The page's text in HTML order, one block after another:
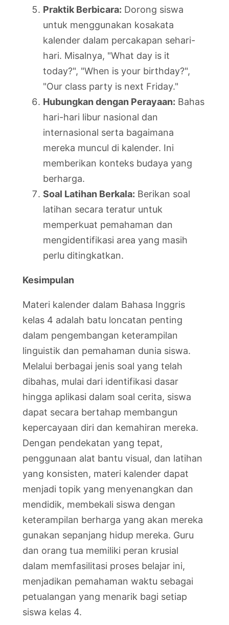
Praktik Berbicara: Dorong siswa
untuk menggunakan kosakata
kalender dalam percakapan sehari-
hari. Misalnya, "What day is it
today?", "When is your birthday?",
"Our class party is next Friday."
Hubungkan dengan Perayaan: Bahas
hari-hari libur nasional dan
internasional serta bagaimana
mereka muncul di kalender. Ini
memberikan konteks budaya yang
berharga.
Soal Latihan Berkala: Berikan soal
latihan secara teratur untuk
memperkuat pemahaman dan
mengidentifikasi area yang masih
perlu ditingkatkan.
Kesimpulan
Materi kalender dalam Bahasa Inggris
kelas 4 adalah batu loncatan penting
dalam pengembangan keterampilan
linguistik dan pemahaman dunia siswa.
Melalui berbagai jenis soal yang telah
dibahas, mulai dari identifikasi dasar
hingga aplikasi dalam soal cerita, siswa
dapat secara bertahap membangun
kepercayaan diri dan kemahiran mereka.
Dengan pendekatan yang tepat,
penggunaan alat bantu visual, dan latihan
yang konsisten, materi kalender dapat
menjadi topik yang menyenangkan dan
mendidik, membekali siswa dengan
keterampilan berharga yang akan mereka
gunakan sepanjang hidup mereka. Guru
dan orang tua memiliki peran krusial
dalam memfasilitasi proses belajar ini,
menjadikan pemahaman waktu sebagai
petualangan yang menarik bagi setiap
siswa kelas 4.